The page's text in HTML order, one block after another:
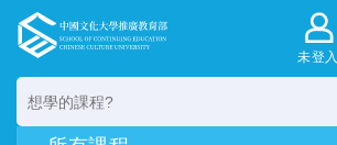
未登入